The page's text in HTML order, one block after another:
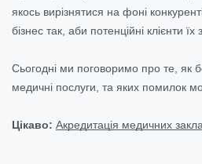
якось вирізнятися на фоні
бізнес так, аби потенційні клієнти їх
Сьогодні ми поговоримо про те, як
медичні послуги, та яких помилок
Цікаво: Акредитація медичних